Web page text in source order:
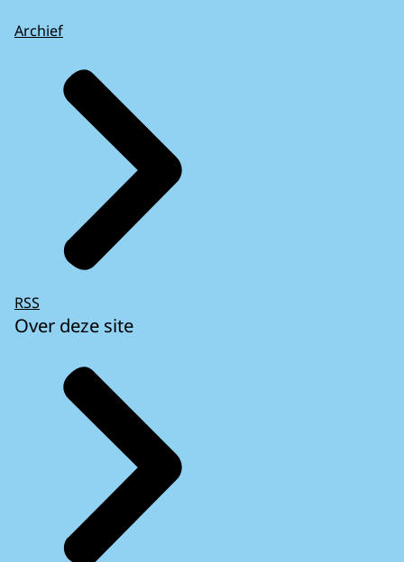
Archief
RSS
Over deze site